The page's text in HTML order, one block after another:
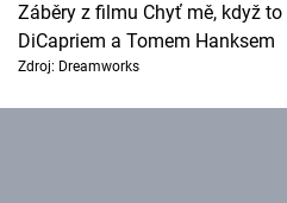
Záběry z filmu Chyť mě, když
DiCapriem a Tomem Hanksem
Zdroj: Dreamworks